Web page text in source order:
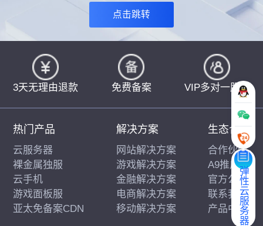
弹性云服务器
点击跳转
3天无理由退款 免费备案 VIP多对一服务
热门产品
云服务器
裸金属独服
云手机
游戏面板服
亚太免备案CDN
解决方案
网站解决方案
游戏解决方案
金融解决方案
电商解决方案
移动解决方案
生态合作
合作伙伴
A9推广
官方公告
联系我们
产品中心